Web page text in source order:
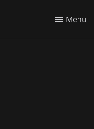
Menu